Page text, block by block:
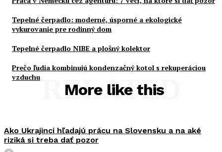
Tepelné čerpadlo: moderné, úsporné a ekologické
vykurovanie pre rodinný dom
Tepelné čerpadlo NIBE a plošný kolektor
Prečo ľudia kombinujú kondenzačný kotol s rekuperáciou
vzduchu
More like this
RELATED
Ako Ukrajinci hľadajú prácu na Slovensku a na aké
riziká si treba dať pozor